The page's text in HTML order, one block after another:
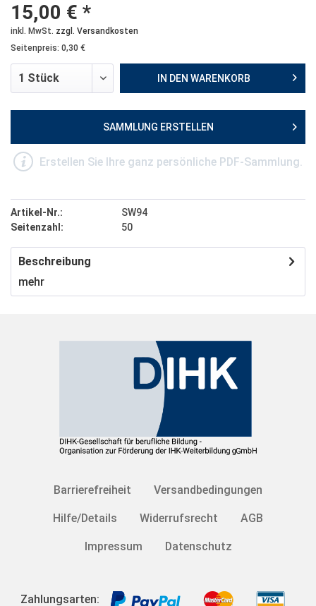
15,00 € *
inkl. MwSt. zzgl. Versandkosten
Seitenpreis: 0,30 €
IN DEN WARENKORB
SAMMLUNG ERSTELLEN
Erstellen Sie Ihre ganz persönliche PDF-Sammlung.
Artikel-Nr.:
SW94
Seitenzahl:
50
Beschreibung
mehr
Barrierefreiheit Versandbedingungen
Hilfe/Details Widerrufsrecht AGB
Impressum Datenschutz
Zahlungsarten: